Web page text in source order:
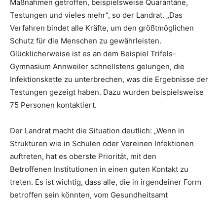
Maßnahmen getroffen, beispielsweise Quarantäne,
Testungen und vieles mehr“, so der Landrat. „Das
Verfahren bindet alle Kräfte, um den größtmöglichen
Schutz für die Menschen zu gewährleisten.
Glücklicherweise ist es an dem Beispiel Trifels-
Gymnasium Annweiler schnellstens gelungen, die
Infektionskette zu unterbrechen, was die Ergebnisse der
Testungen gezeigt haben. Dazu wurden beispielsweise
75 Personen kontaktiert.
Der Landrat macht die Situation deutlich: „Wenn in
Strukturen wie in Schulen oder Vereinen Infektionen
auftreten, hat es oberste Priorität, mit den
Betroffenen Institutionen in einen guten Kontakt zu
treten. Es ist wichtig, dass alle, die in irgendeiner Form
betroffen sein könnten, vom Gesundheitsamt